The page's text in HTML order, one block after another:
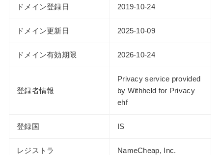
ドメイン登録日 2019-10-24
ドメイン更新日 2025-10-09
ドメイン有効期限 2026-10-24
登録者情報
Privacy service provided
by Withheld for Privacy
ehf
登録国 IS
レジストラ NameCheap, Inc.